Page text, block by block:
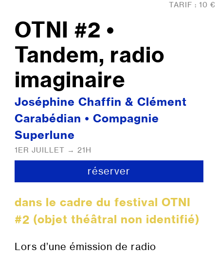
OTNI #2 •
Tandem, radio
imaginaire
Joséphine Chaffin & Clément
Carabédian • Compagnie
Superlune
1ER JUILLET → 21H
réserver
dans le cadre du festival OTNI
#2 (objet théâtral non identifié)
Lors d’une émission de radio
TARIF : 10 €